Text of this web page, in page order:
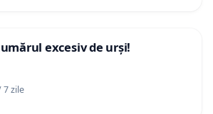
excesiv de urși!
7 zile